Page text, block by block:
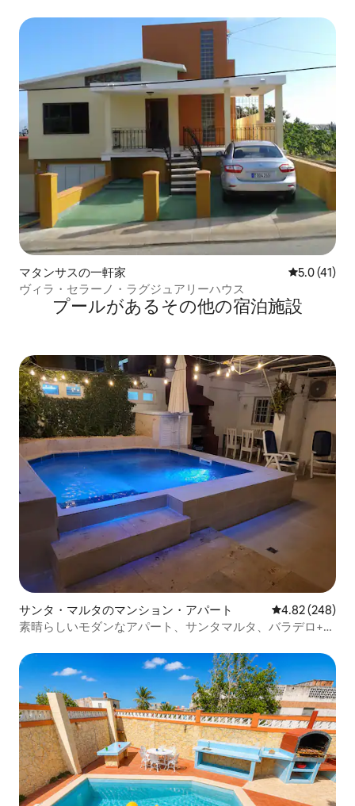
マタンサスの一軒家 レビュー41
5.0 (41)
ヴィラ・セラーノ・ラグジュアリーハウス
プールがあるその他の宿泊施設
サンタ・マルタのマンション・アパート レビュー248
4.82 (248)
素晴らしいモダンなアパート、サンタマルタ、バラデロ+